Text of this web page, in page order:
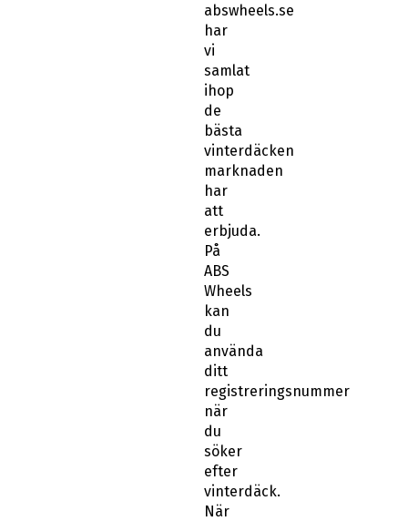
abswheels.se
har
vi
samlat
ihop
de
bästa
vinterdäcken
marknaden
har
att
erbjuda.
På
ABS
Wheels
kan
du
använda
ditt
registreringsnummer
när
du
söker
efter
vinterdäck.
När